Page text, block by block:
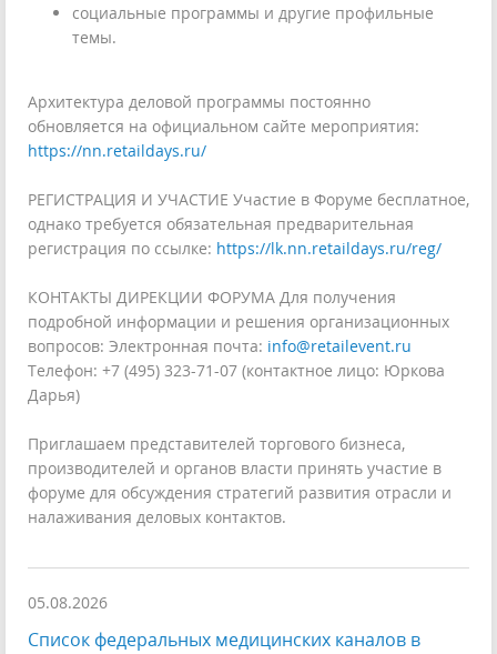
социальные программы и другие профильные
темы.
Архитектура деловой программы постоянно
обновляется на официальном сайте мероприятия:
https://nn.retaildays.ru/
РЕГИСТРАЦИЯ И УЧАСТИЕ Участие в Форуме бесплатное,
однако требуется обязательная предварительная
регистрация по ссылке: https://lk.nn.retaildays.ru/reg/
КОНТАКТЫ ДИРЕКЦИИ ФОРУМА Для получения
подробной информации и решения организационных
вопросов: Электронная почта: info@retailevent.ru
Телефон: +7 (495) 323-71-07 (контактное лицо: Юркова
Дарья)
Приглашаем представителей торгового бизнеса,
производителей и органов власти принять участие в
форуме для обсуждения стратегий развития отрасли и
налаживания деловых контактов.
05.08.2026
Список федеральных медицинских каналов в